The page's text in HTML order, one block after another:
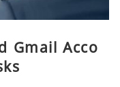
Gmail Acco